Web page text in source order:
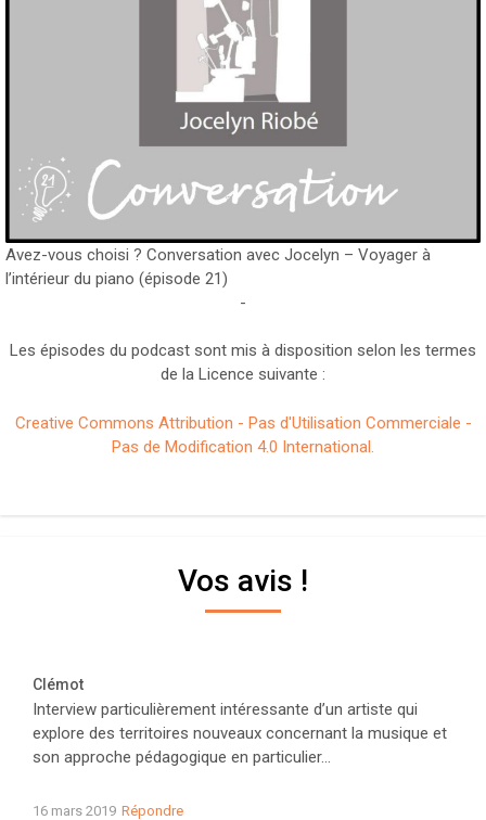
Avez-vous choisi ? Conversation avec Jocelyn – Voyager à
l’intérieur du piano (épisode 21)
-
Les épisodes du podcast sont mis à disposition selon les termes
de la Licence suivante :
Creative Commons Attribution - Pas d'Utilisation Commerciale -
Pas de Modification 4.0 International.
Vos avis !
Clémot
Interview particulièrement intéressante d’un artiste qui
explore des territoires nouveaux concernant la musique et
son approche pédagogique en particulier…
16 mars 2019 Répondre